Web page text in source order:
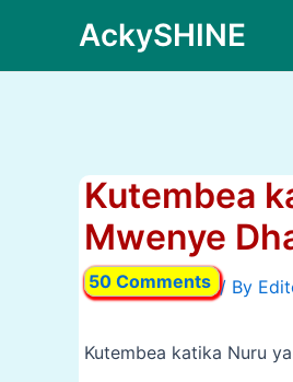
content
AckySHINE
Kutembea
Mwenye
50 Comments / By
Kutembea katika Nuru